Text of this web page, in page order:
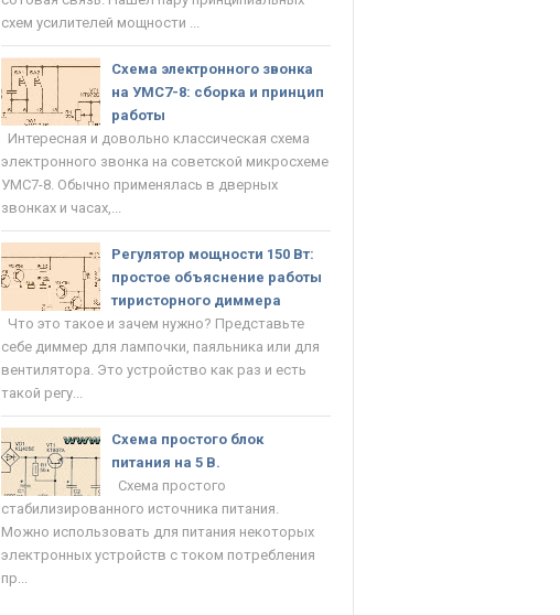
схем усилителей мощности ...
Схема электронного звонка
на УМС7-8: сборка и принцип
работы
Интересная и довольно классическая схема
электронного звонка на советской микросхеме
УМС7-8. Обычно применялась в дверных
звонках и часах,...
Регулятор мощности 150 Вт:
простое объяснение работы
тиристорного диммера
Что это такое и зачем нужно? Представьте
себе диммер для лампочки, паяльника или для
вентилятора. Это устройство как раз и есть
такой регу...
Схема простого блок
питания на 5 В.
Схема простого
стабилизированного источника питания.
Можно использовать для питания некоторых
электронных устройств с током потребления
пр...